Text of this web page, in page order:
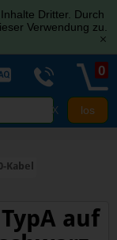
Dritter. Durch
Verwendung zu.
[x]
X
0
Kabel
auf